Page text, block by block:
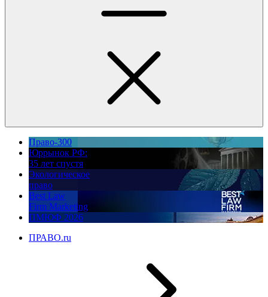
Право-300
Юррынок РФ:
35 лет спустя
Экологическое
право
Best Law
Firm Marketing
ПМЮФ 2026
ПРАВО.ru